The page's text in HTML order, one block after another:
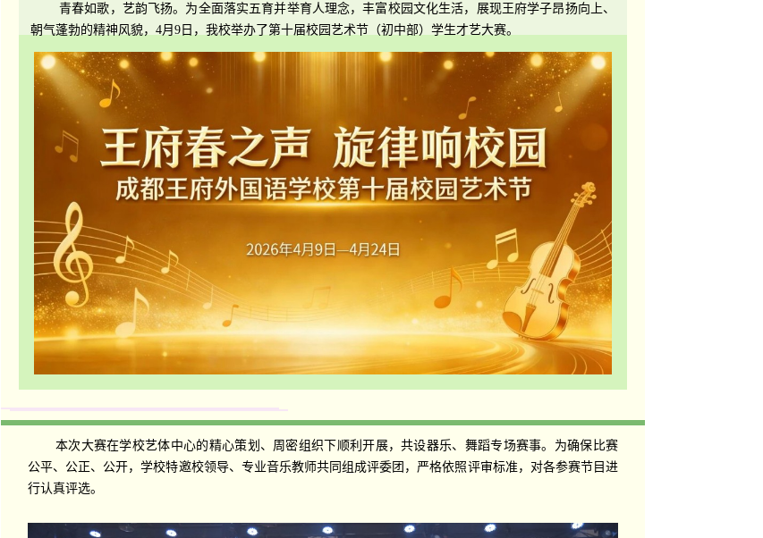
青春如歌，艺韵飞扬。为全面落实五育并举育人理念，丰富校园文化生活，展现王府学子昂扬向上、
朝气蓬勃的精神风貌，4月9日，我校举办了第十届校园艺术节（初中部）学生才艺大赛。
本次大赛在学校艺体中心的精心策划、周密组织下顺利开展，共设器乐、舞蹈专场赛事。为确保比赛
公平、公正、公开，学校特邀校领导、专业音乐教师共同组成评委团，严格依照评审标准，对各参赛节目进
行认真评选。